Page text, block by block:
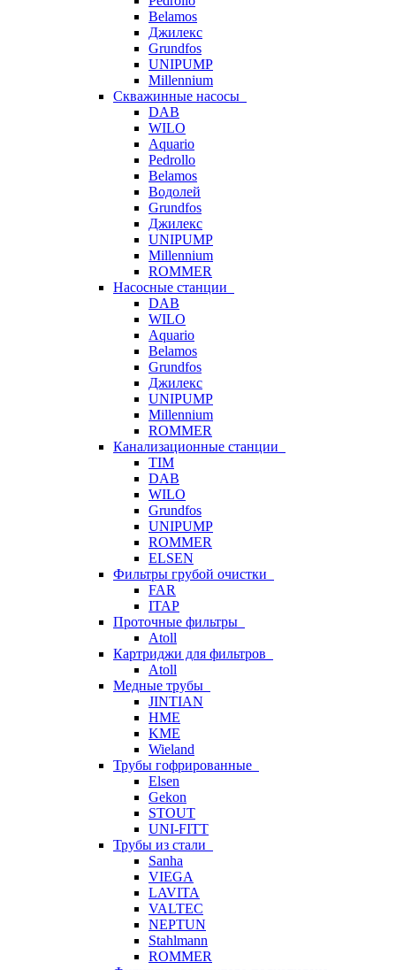
Belamos
Джилекс
Grundfos
UNIPUMP
Millennium
Скважинные насосы
DAB
WILO
Aquario
Pedrollo
Belamos
Водолей
Grundfos
Джилекс
UNIPUMP
Millennium
ROMMER
Насосные станции
DAB
WILO
Aquario
Belamos
Grundfos
Джилекс
UNIPUMP
Millennium
ROMMER
Канализационные станции
TIM
DAB
WILO
Grundfos
UNIPUMP
ROMMER
ELSEN
Фильтры грубой очистки
FAR
ITAP
Проточные фильтры
Atoll
Картриджи для фильтров
Atoll
Медные трубы
JINTIAN
HME
KME
Wieland
Трубы гофрированные
Elsen
Gekon
STOUT
UNI-FITT
Трубы из стали
Sanha
VIEGA
LAVITA
VALTEC
NEPTUN
Stahlmann
ROMMER